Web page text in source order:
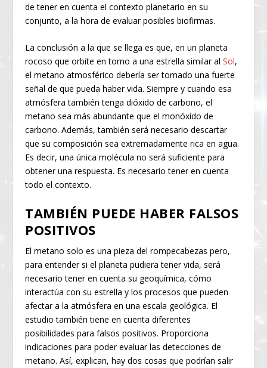
de tener en cuenta el contexto planetario en su
conjunto, a la hora de evaluar posibles biofirmas.
La conclusión a la que se llega es que, en un planeta
rocoso que orbite en torno a una estrella similar alSol,
el metano atmosférico debería ser tomado una fuerte
señal de que pueda haber vida. Siempre y cuando esa
atmósfera también tenga dióxido de carbono, el
metano sea más abundante que el monóxido de
carbono. Además, también será necesario descartar
que su composición sea extremadamente rica en agua.
Es decir, una única molécula no será suficiente para
obtener una respuesta. Es necesario tener en cuenta
todo el contexto.
TAMBIÉN PUEDE HABER FALSOS
POSITIVOS
El metano solo es una pieza del rompecabezas pero,
para entender si el planeta pudiera tener vida, será
necesario tener en cuenta su geoquímica, cómo
interactúa con su estrella y los procesos que pueden
afectar a la atmósfera en una escala geológica. El
estudio también tiene en cuenta diferentes
posibilidades para falsos positivos. Proporciona
indicaciones para poder evaluar las detecciones de
metano. Así, explican, hay dos cosas que podrían salir